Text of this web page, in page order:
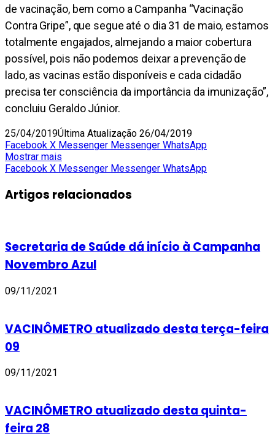
de vacinação, bem como a Campanha “Vacinação
Contra Gripe”, que segue até o dia 31 de maio, estamos
totalmente engajados, almejando a maior cobertura
possível, pois não podemos deixar a prevenção de
lado, as vacinas estão disponíveis e cada cidadão
precisa ter consciência da importância da imunização”,
concluiu Geraldo Júnior.
25/04/2019Última Atualização 26/04/2019
Facebook X Messenger Messenger WhatsApp
Mostrar mais
Facebook X Messenger Messenger WhatsApp
Artigos relacionados
Secretaria de Saúde dá início à Campanha
Novembro Azul
09/11/2021
VACINÔMETRO atualizado desta terça-feira
09
09/11/2021
VACINÔMETRO atualizado desta quinta-
feira 28